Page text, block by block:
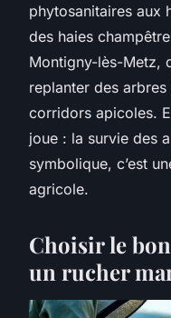
phytosanitaires aux
des haies
Montigny-lès-Metz,
replanter des
corridors apicoles.
joue : la survie des
symbolique, c’est
agricole.
Choisir le
un rucher